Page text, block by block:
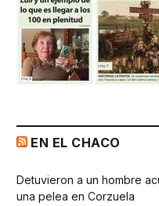
EN EL CHACO
Detuvieron a un hombre
una pelea en Corzuela